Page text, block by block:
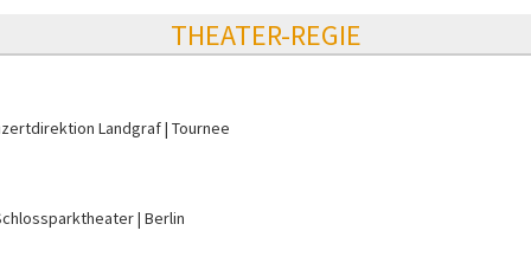
THEATER-REGIE
Landgraf Tournee
Berlin